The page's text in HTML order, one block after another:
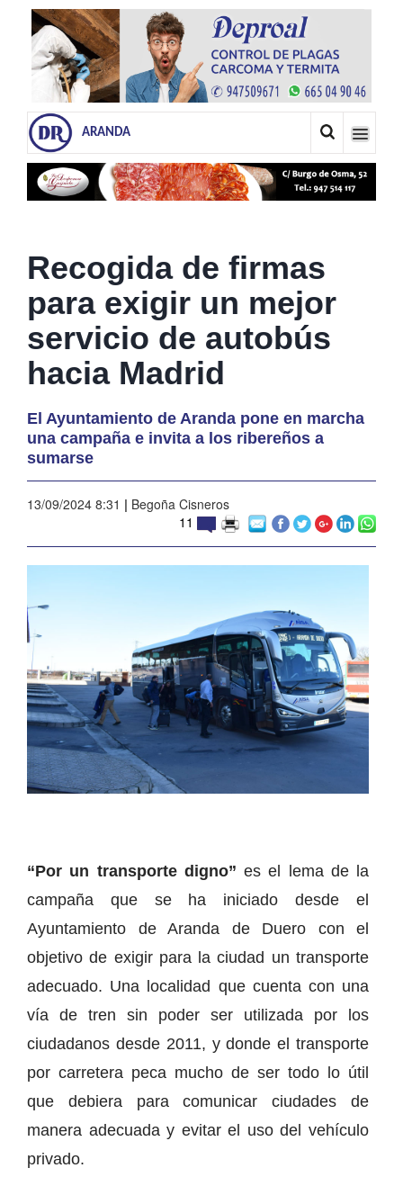
ARANDA
Recogida de firmas
para exigir un mejor
servicio de autobús
hacia Madrid
El Ayuntamiento de Aranda pone en marcha
una campaña e invita a los ribereños a
sumarse
13/09/2024 8:31 | Begoña Cisneros
11
“Por un transporte digno” es el lema de la
campaña que se ha iniciado desde el
Ayuntamiento de Aranda de Duero con el
objetivo de exigir para la ciudad un transporte
adecuado. Una localidad que cuenta con una
vía de tren sin poder ser utilizada por los
ciudadanos desde 2011, y donde el transporte
por carretera peca mucho de ser todo lo útil
que debiera para comunicar ciudades de
manera adecuada y evitar el uso del vehículo
privado.